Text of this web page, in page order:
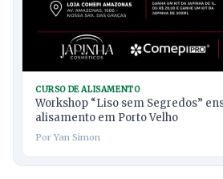
CURSO DE ALISAMENTO
Workshop “Liso sem Segredos”
alisamento em Porto Velho
Por Yan Simon